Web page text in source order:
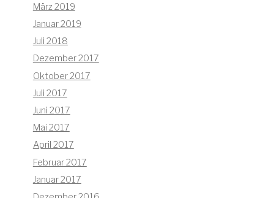
März 2019
Januar 2019
Juli 2018
Dezember 2017
Oktober 2017
Juli 2017
Juni 2017
Mai 2017
April 2017
Februar 2017
Januar 2017